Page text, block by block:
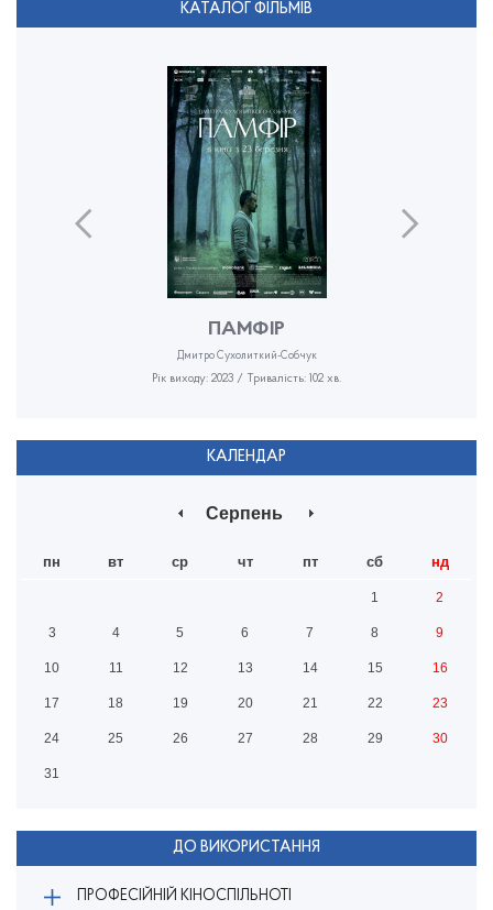
КАТАЛОГ ФІЛЬМІВ
ПАМФІР
Дмитро Сухолиткий-Собчук
Рік виходу: 2023 / Тривалість: 102 хв.
КАЛЕНДАР
Серпень
пн вт ср чт пт сб нд
1 2
3 4 5 6 7 8 9
10 11 12 13 14 15 16
17 18 19 20 21 22 23
24 25 26 27 28 29 30
31
ДО ВИКОРИСТАННЯ
ПРОФЕСІЙНІЙ КІНОСПІЛЬНОТІ